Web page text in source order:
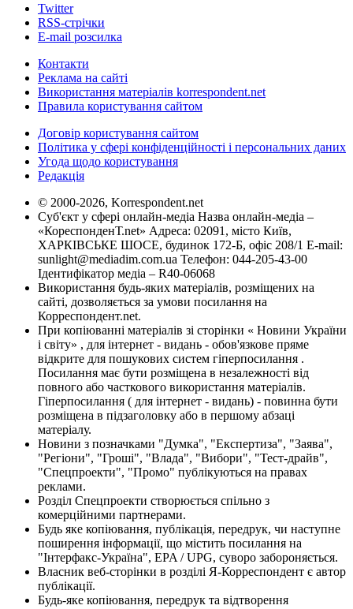
Twitter
RSS-стрічки
E-mail розсилка
Контакти
Реклама на сайті
Використання матеріалів korrespondent.net
Правила користування сайтом
Договір користування сайтом
Політика у сфері конфіденційності і персональних даних
Угода щодо користування
Редакція
© 2000-2026, Korrespondent.net
Суб'єкт у сфері онлайн-медіа Назва онлайн-медіа –
«КореспонденТ.net» Адреса: 02091, місто Київ,
ХАРКІВСЬКЕ ШОСЕ, будинок 172-Б, офіс 208/1 E-mail:
sunlight@mediadim.com.ua Телефон: 044-205-43-00
Ідентифікатор медіа – R40-06068
Використання будь-яких матеріалів, розміщених на
сайті, дозволяється за умови посилання на
Корреспондент.net.
При копіюванні матеріалів зі сторінки « Новини України
і світу» , для інтернет - видань - обов'язкове пряме
відкрите для пошукових систем гіперпосилання .
Посилання має бути розміщена в незалежності від
повного або часткового використання матеріалів.
Гіперпосилання ( для інтернет - видань) - повинна бути
розміщена в підзаголовку або в першому абзаці
матеріалу.
Новини з позначками "Думка", "Експертиза", "Заява",
"Регіони", "Гроші", "Влада", "Вибори", "Тест-драйв",
"Спецпроекти", "Промо" публікуються на правах
реклами.
Розділ Спецпроекти створюється спільно з
комерційними партнерами.
Будь яке копіювання, публікація, передрук, чи наступне
поширення інформації, що містить посилання на
"Інтерфакс-Україна", EPA / UPG, суворо забороняється.
Власник веб-сторінки в розділі Я-Корреспондент є автор
публікації.
Будь-яке копіювання, передрук та відтворення